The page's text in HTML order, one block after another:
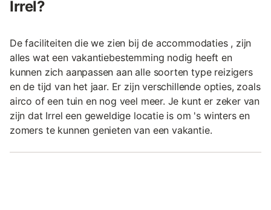
Irrel?
De faciliteiten die we zien bij de accommodaties , zijn
alles wat een vakantiebestemming nodig heeft en
kunnen zich aanpassen aan alle soorten type reizigers
en de tijd van het jaar. Er zijn verschillende opties, zoals
airco of een tuin en nog veel meer. Je kunt er zeker van
zijn dat Irrel een geweldige locatie is om 's winters en
zomers te kunnen genieten van een vakantie.